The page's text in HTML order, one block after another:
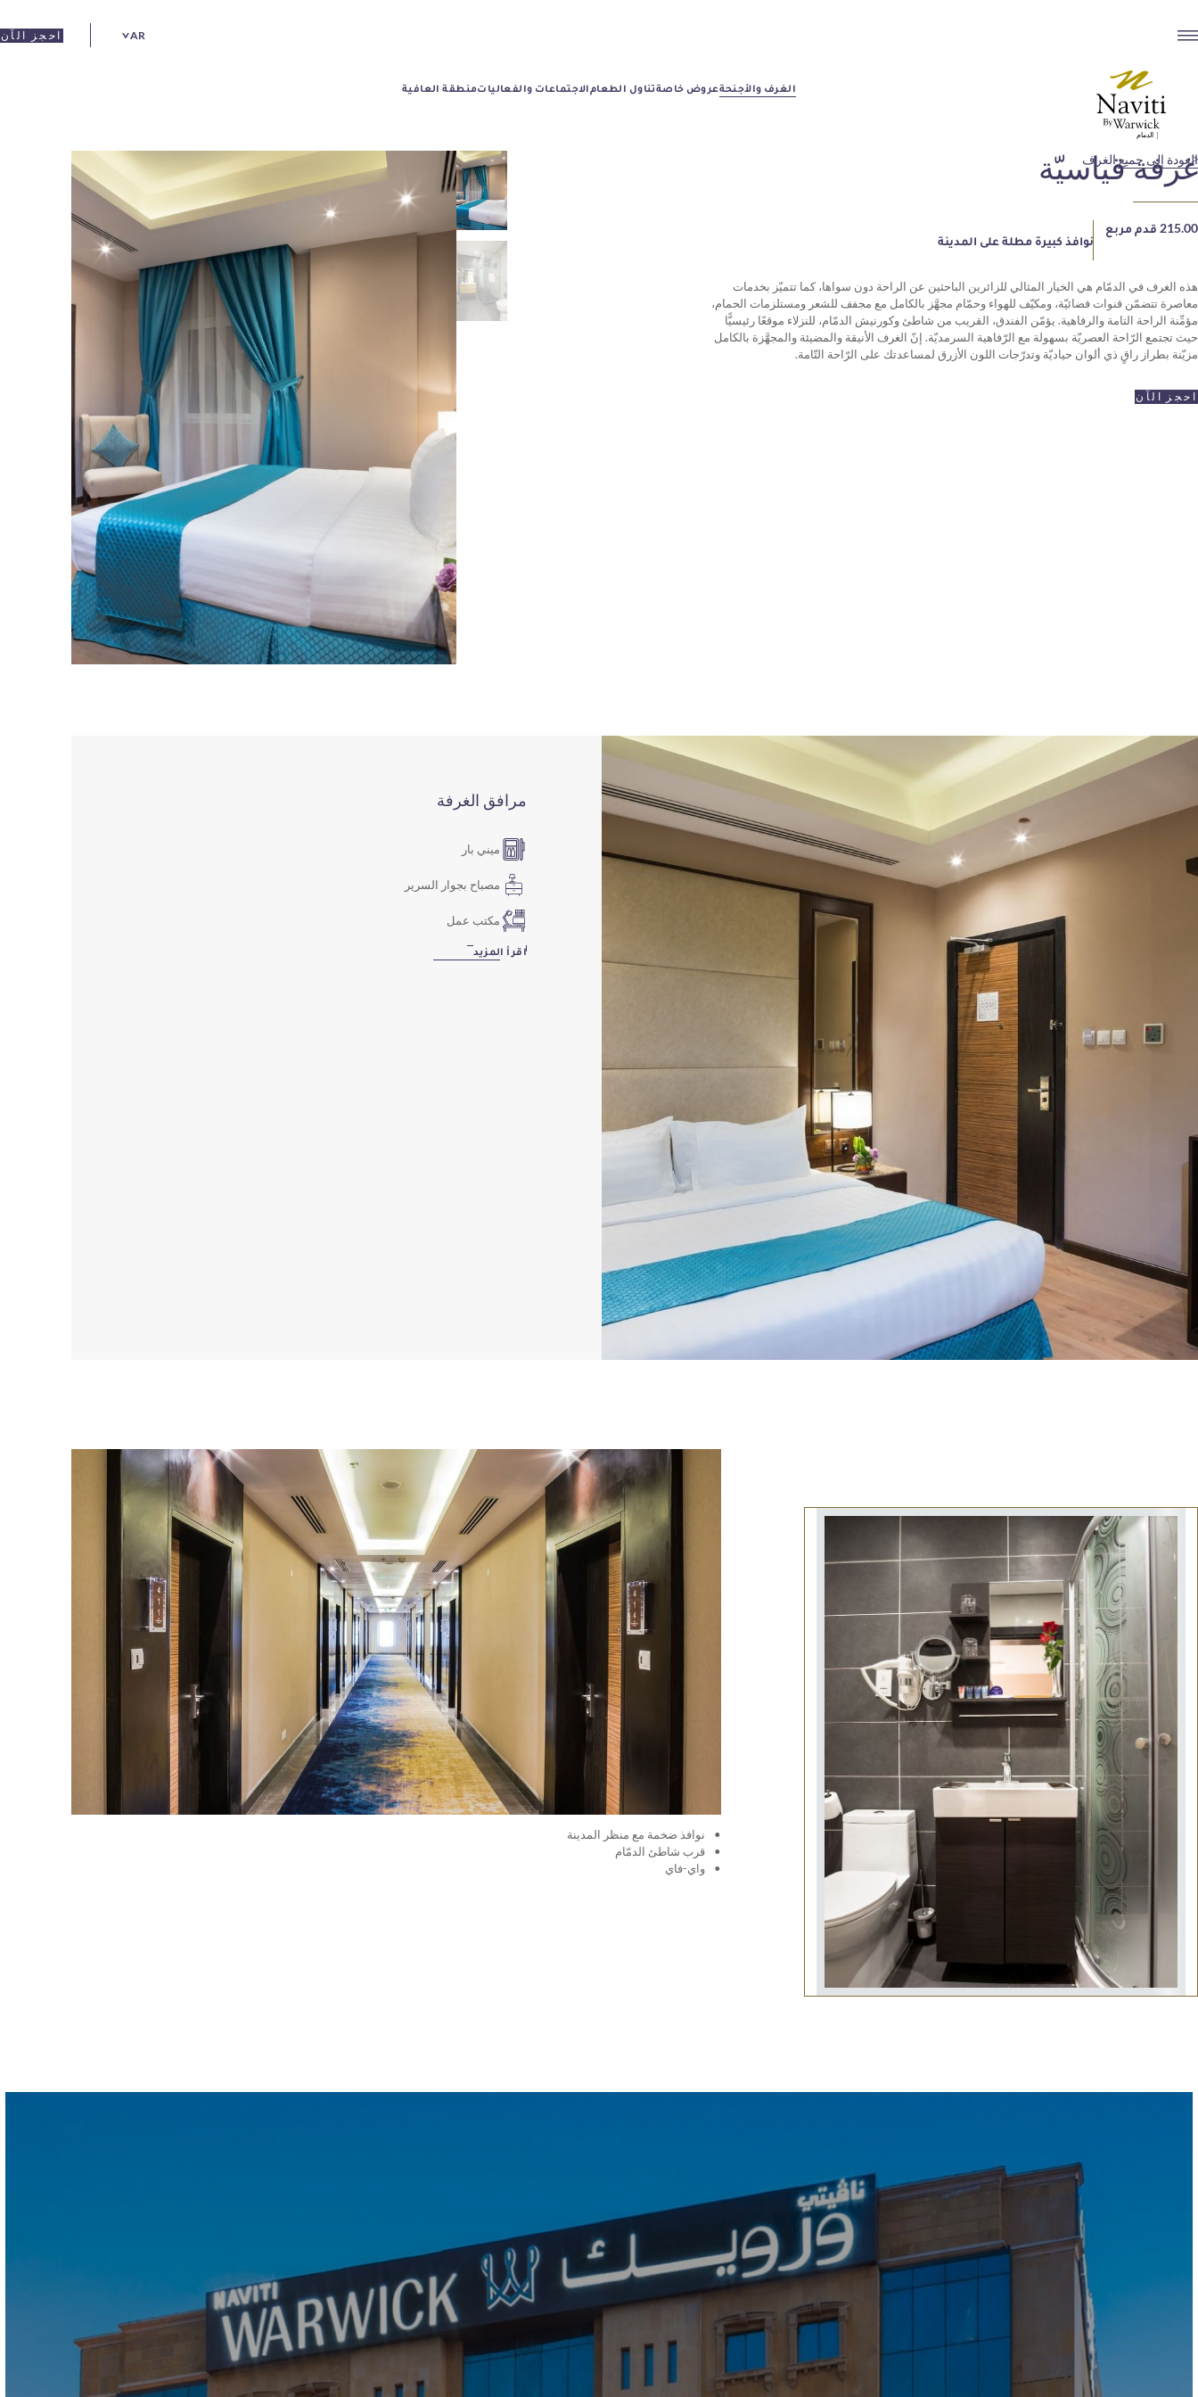
AR احجز الآن
الغرف والأجنحةعروض خاصةتناول الطعامالاجتماعات والفعالياتمنطقة العافية
غرفة قياسيّة
215.00 قدم مربع
نوافذ كبيرة مطلة على المدينة
هذه الغرف في الدمّام هي الخيار المثالي للزائرين الباحثين عن الراحة دون سواها، كما تتميّز بخدمات
معاصرة تتضمّن قنوات فضائيّة، ومكيّف للهواء وحمّام مجهَّز بالكامل مع مجفف للشعر ومستلزمات الحمام،
مؤمِّنة الراحة التامة والرفاهية. يؤمّن الفندق، القريب من شاطئ وكورنيش الدمّام، للنزلاء موقعًا رئيسيًّا
حيث تجتمع الرّاحة العصريّة بسهولة مع الرّفاهية السرمديّة. إنّ الغرف الأنيقة والمضيئة والمجهَّزة بالكامل
مزيّنة بطراز راقٍ ذي ألوان حياديّة وتدرّجات اللون الأزرق لمساعدتك على الرّاحة التّامة.
احجز الآن
العودة إلى جميع الغرف
مرافق الغرفة
ميني بار
مصباح بجوار السرير
مكتب عمل
اقرأ المزيد
نوافذ ضخمة مع منظر المدينة
قرب شاطئ الدمّام
واي-فاي